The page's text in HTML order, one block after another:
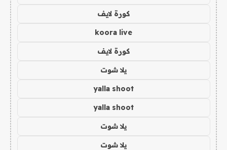
كورة لايف
koora live
كورة لايف
يلا شوت
yalla shoot
yalla shoot
يلا شوت
يلا شوت